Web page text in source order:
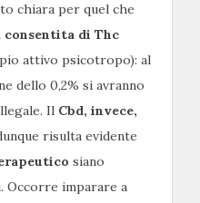
chiara per quel che
consentita di Thc
attivo psicotropo): al
dello 0,2% si avranno
Il Cbd, invece,
risulta evidente
siano
Occorre imparare a